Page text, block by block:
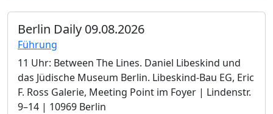
Berlin Daily 09.08.2026
Führung
11 Uhr: Between The Lines. Daniel Libeskind und
das Jüdische Museum Berlin.­ Libeskind-Bau EG, Eric
F. Ross Galerie, Meeting Point im Foyer | Lindenstr.
9–14 | 10969 Berlin